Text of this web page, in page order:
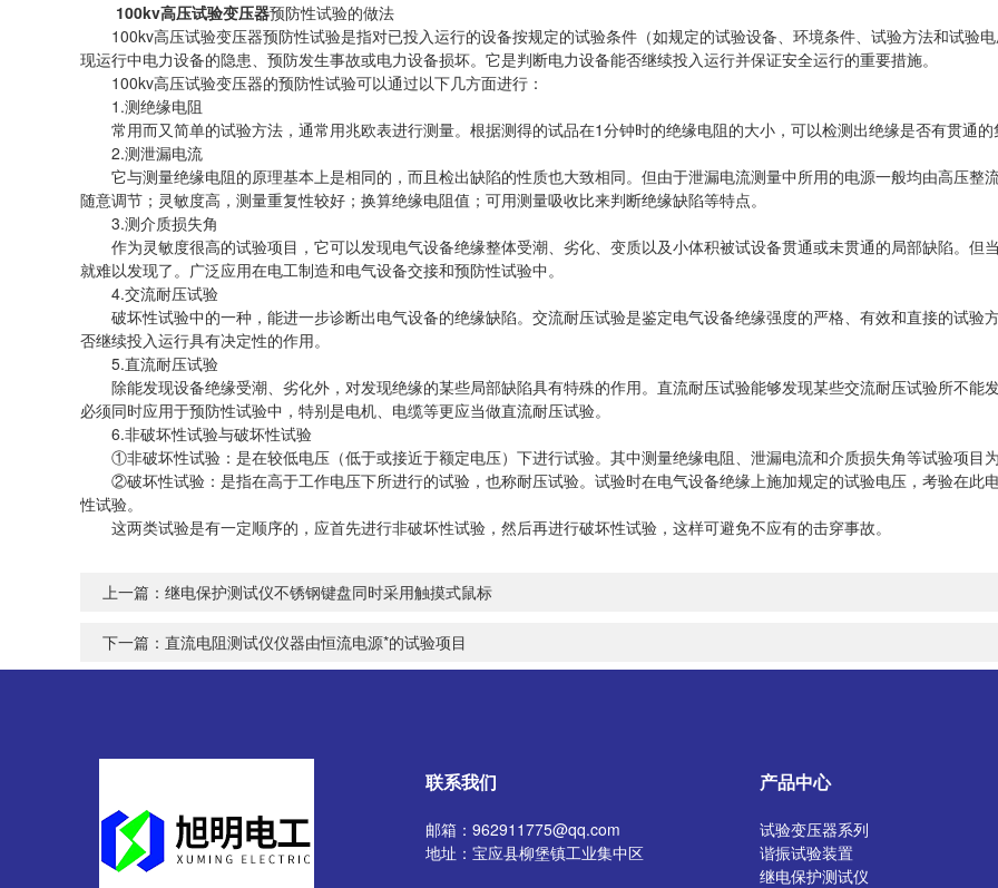
100kv高压试验变压器预防性试验的做法
100kv高压试验变压器预防性试验是指对已投入运行的设备按规定的试验条件（如规定的试验设备、环境条件、试验方法和试验
现运行中电力设备的隐患、预防发生事故或电力设备损坏。它是判断电力设备能否继续投入运行并保证安全运行的重要措施。
100kv高压试验变压器的预防性试验可以通过以下几方面进行：
1.测绝缘电阻
常用而又简单的试验方法，通常用兆欧表进行测量。根据测得的试品在1分钟时的绝缘电阻的大小，可以检测出绝缘是否有贯通
2.测泄漏电流
它与测量绝缘电阻的原理基本上是相同的，而且检出缺陷的性质也大致相同。但由于泄漏电流测量中所用的电源一般均由高压整
随意调节；灵敏度高，测量重复性较好；换算绝缘电阻值；可用测量吸收比来判断绝缘缺陷等特点。
3.测介质损失角
作为灵敏度很高的试验项目，它可以发现电气设备绝缘整体受潮、劣化、变质以及小体积被试设备贯通或未贯通的局部缺陷。但
就难以发现了。广泛应用在电工制造和电气设备交接和预防性试验中。
4.交流耐压试验
破坏性试验中的一种，能进一步诊断出电气设备的绝缘缺陷。交流耐压试验是鉴定电气设备绝缘强度的严格、有效和直接的试验
否继续投入运行具有决定性的作用。
5.直流耐压试验
除能发现设备绝缘受潮、劣化外，对发现绝缘的某些局部缺陷具有特殊的作用。直流耐压试验能够发现某些交流耐压试验所不能
必须同时应用于预防性试验中，特别是电机、电缆等更应当做直流耐压试验。
6.非破坏性试验与破坏性试验
①非破坏性试验：是在较低电压（低于或接近于额定电压）下进行试验。其中测量绝缘电阻、泄漏电流和介质损失角等试验项目
②破坏性试验：是指在高于工作电压下所进行的试验，也称耐压试验。试验时在电气设备绝缘上施加规定的试验电压，考验在此
性试验。
这两类试验是有一定顺序的，应首先进行非破坏性试验，然后再进行破坏性试验，这样可避免不应有的击穿事故。
上一篇： 继电保护测试仪不锈钢键盘同时采用触摸式鼠标
下一篇： 直流电阻测试仪仪器由恒流电源*的试验项目
联系我们
邮箱：962911775@qq.com
地址：宝应县柳堡镇工业集中区
产品中心
试验变压器系列
谐振试验装置
继电保护测试仪